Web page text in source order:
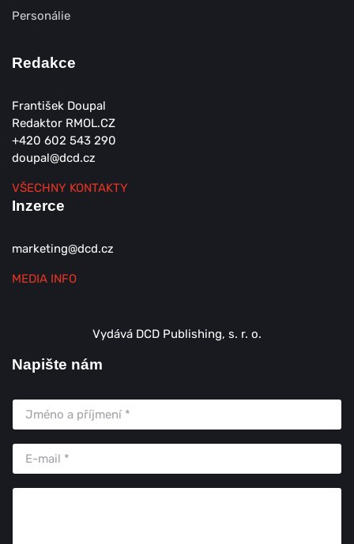
Personálie
Redakce
František Doupal
Redaktor RMOL.CZ
+420 602 543 290
doupal@dcd.cz
VŠECHNY KONTAKTY
Inzerce
marketing@dcd.cz
MEDIA INFO
Vydává DCD Publishing, s. r. o.
Napište nám